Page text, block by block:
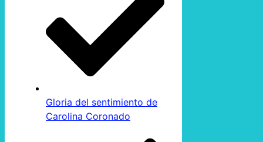
Gloria del sentimiento de
Carolina Coronado